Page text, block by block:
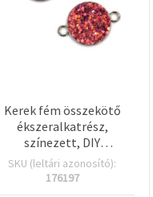
Kerek fém összekötő
ékszeralkatrész,
színezett, DIY
ékszerkészítéshez,
22x15x3 mm, lyuk: 2 mm,
SKU (leltári azonosító):
176197